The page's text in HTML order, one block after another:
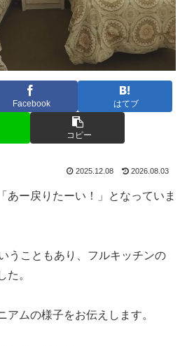
Facebook はてブ
コピー
2025.12.08 2026.08.03
あー戻りたーい！」となっていま
うこともあり、フルキッチンの
た。
アムの様子をお伝えします。